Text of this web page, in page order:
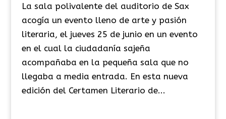
La sala polivalente del auditorio de Sax
acogía un evento lleno de arte y pasión
literaria, el jueves 25 de junio en un evento
en el cual la ciudadanía sajeña
acompañaba en la pequeña sala que no
llegaba a media entrada. En esta nueva
edición del Certamen Literario de...